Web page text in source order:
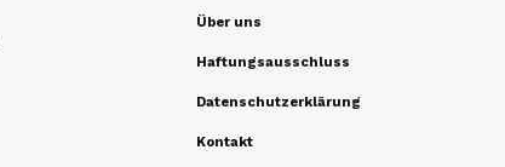
Über uns
Haftungsausschluss
Datenschutzerklärung
Kontakt